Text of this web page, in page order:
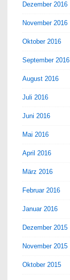
Dezember 2016
November 2016
Oktober 2016
September 2016
August 2016
Juli 2016
Juni 2016
Mai 2016
April 2016
März 2016
Februar 2016
Januar 2016
Dezember 2015
November 2015
Oktober 2015